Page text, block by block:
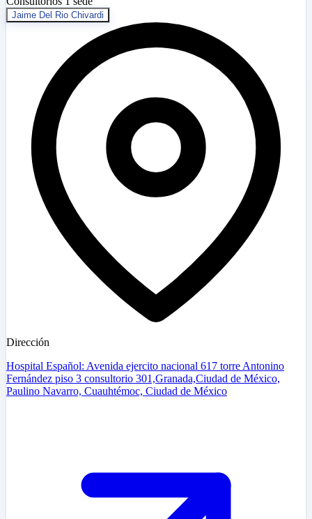
Jaime Del Rio Chivardi
Dirección
Hospital Español: Avenida ejercito nacional 617 torre Antonino
Fernández piso 3 consultorio 301,Granada,Ciudad de México,
Paulino Navarro, Cuauhtémoc, Ciudad de México